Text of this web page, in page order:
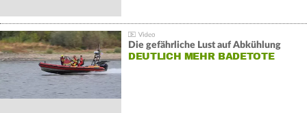
Die gefährliche Lust auf Abkühlung
DEUTLICH MEHR BADETOTE